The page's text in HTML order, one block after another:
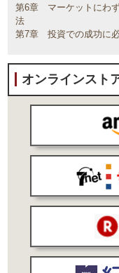
第6章 マーケットにわ
法
第7章 投資での成功に
オンラインスト